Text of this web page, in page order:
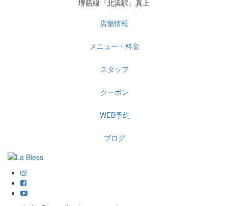
堺筋線『北浜駅』真上
店舗情報
メニュー・料金
スタッフ
クーポン
WEB予約
ブログ